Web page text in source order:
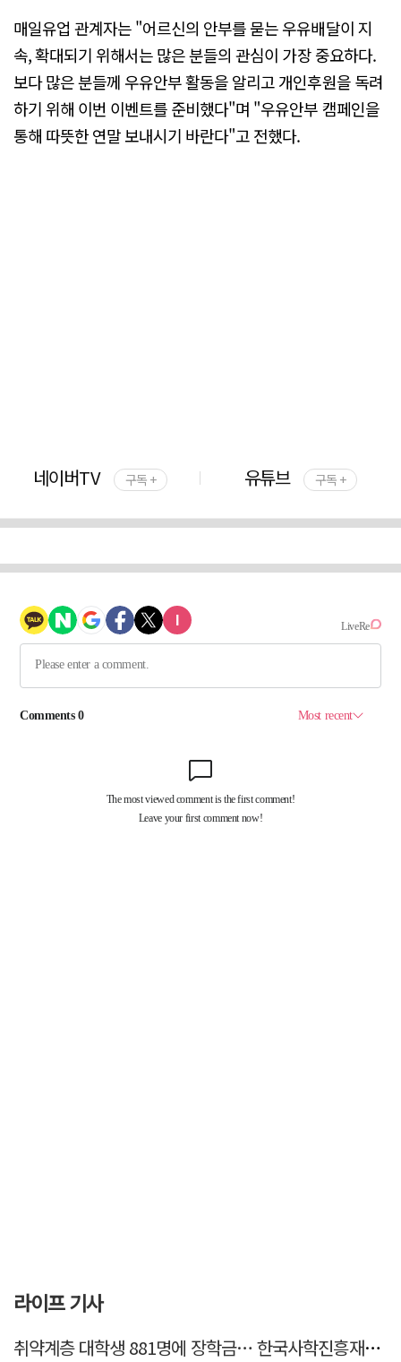
매일유업 관계자는 "어르신의 안부를 묻는 우유배달이 지
속, 확대되기 위해서는 많은 분들의 관심이 가장 중요하다.
보다 많은 분들께 우유안부 활동을 알리고 개인후원을 독려
하기 위해 이번 이벤트를 준비했다"며 "우유안부 캠페인을
통해 따뜻한 연말 보내시기 바란다"고 전했다.
네이버TV 구독 + 유튜브 구독 +
라이프 기사
취약계층 대학생 881명에 장학금… 한국사학진흥재단, 2억7천만원 지원